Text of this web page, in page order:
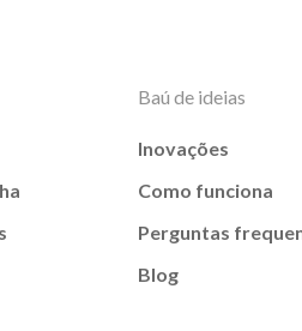
Baú de ideias
Inovações
Como funciona
Perguntas
Blog